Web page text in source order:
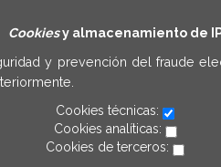
Cookiesy almacenamiento de
y prevención del fraude
Cookies técnicas:
Cookies analíticas:
Cookies de terceros: